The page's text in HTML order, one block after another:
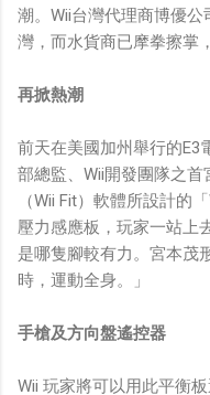
潮。Wii台灣代理商博優
灣，而水貨商已摩拳擦掌
再掀熱潮
前天在美國加州舉行的E3
部總監、Wii開發團隊之首
（Wii Fit）軟體所設計的
壓力感應板，玩家一站上
是哪隻腳較有力。宮本茂
時，運動全身。」
手槍及方向盤遙控器
Wii 玩家將可以用此平衡